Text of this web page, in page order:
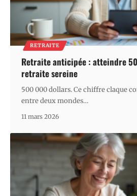
RETRAITE
Retraite anticipée : atteindre
retraite sereine
500 000 dollars. Ce chiffre claque
entre deux mondes…
11 mars 2026